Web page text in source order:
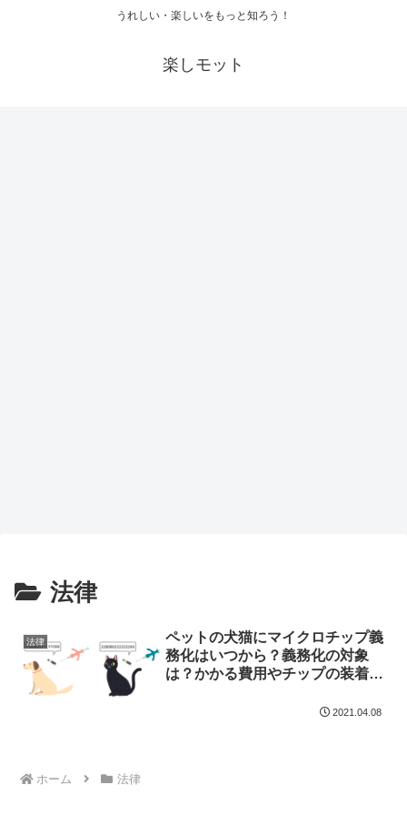
うれしい・楽しいをもっと知ろう！
楽しモット
法律
法律
ペットの犬猫にマイクロチップ義
務化はいつから？義務化の対象
は？かかる費用やチップの装着方
2021.04.08
ホーム 法律